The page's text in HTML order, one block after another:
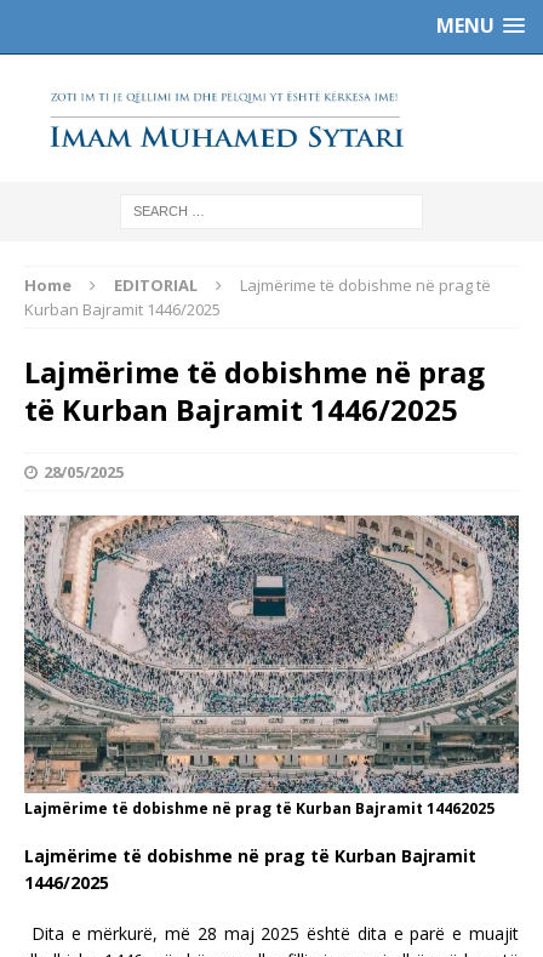
MENU
Home EDITORIAL
Lajmërime të dobishme në prag të
Kurban Bajramit 1446/2025
Lajmërime të dobishme në prag
të Kurban Bajramit 1446/2025
28/05/2025
Lajmërime të dobishme në prag të Kurban Bajramit 14462025
Lajmërime të dobishme në prag të Kurban Bajramit
1446/2025
Dita e mërkurë, më 28 maj 2025 është dita e parë e muajit